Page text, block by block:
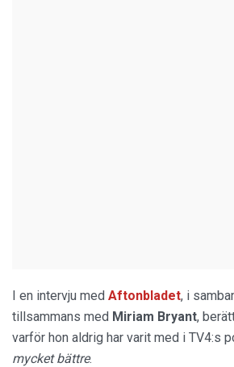
I en intervju med Aftonbladet, i
tillsammans med Miriam Bryant,
varför hon aldrig har varit med i TV4:s
mycket bättre.